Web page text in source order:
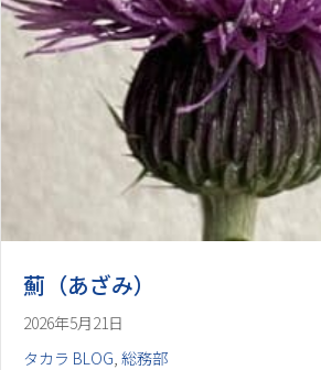
薊（あざみ）
2026年5月21日
タカラ BLOG, 総務部